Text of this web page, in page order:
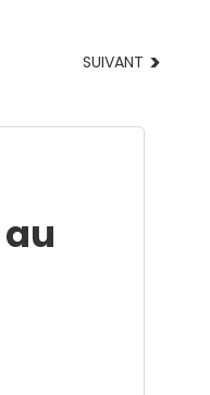
SUIVANT